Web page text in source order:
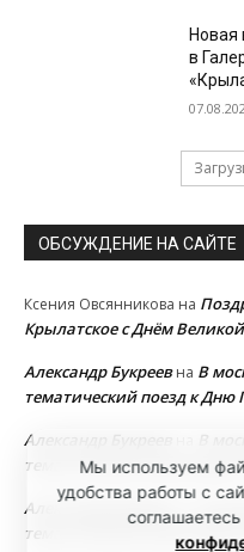
Новая
в
ОБСУЖДЕНИЕ НА САЙТЕ
Ксения Овсянникова на
Крылатское с Днём
Александр Букреевна В
тематический поезд к Дню
Александр Букреев
тематический поезд к Дню
Александр Букреев
В
тематический поезд к Дню
Мы используем
удобства работы с